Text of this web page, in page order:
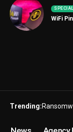
WiFi
Trending: